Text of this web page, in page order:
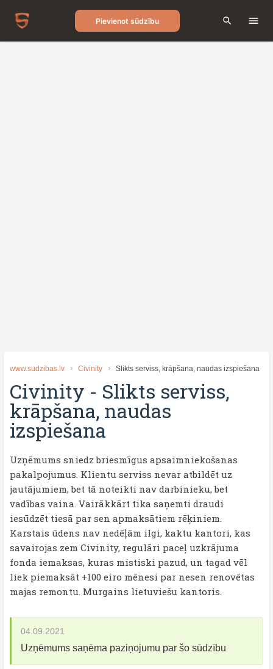
Pievienot sūdzību
www.sudzibas.lv Civinity Slikts serviss, krāpšana, naudas izspiešana
Civinity - Slikts serviss,
krāpšana, naudas
izspiešana
Uzņēmums sniedz briesmīgus apsaimniekošanas
pakalpojumus. Klientu serviss nevar atbildēt uz
jautājumiem, bet tā noteikti nav darbinieku, bet
vadības vaina. Vairākkārt tika saņemti draudi
iesūdzēt tiesā par sen apmaksātiem rēķiniem.
Karstais ūdens nav nedēļām ilgi, kaktu kantori, kas
savairojas zem Civinity, regulāri paceļ uzkrājuma
fonda iemaksas, kuras mistiski pazud, un tagad vēl
liek piemaksāt +100 eiro mēnesi par nesen renovētas
majas remontu. Murgains lietuviešu kantoris.
04.09.2021
Uzņēmums saņēma paziņojumu par šo sūdzību